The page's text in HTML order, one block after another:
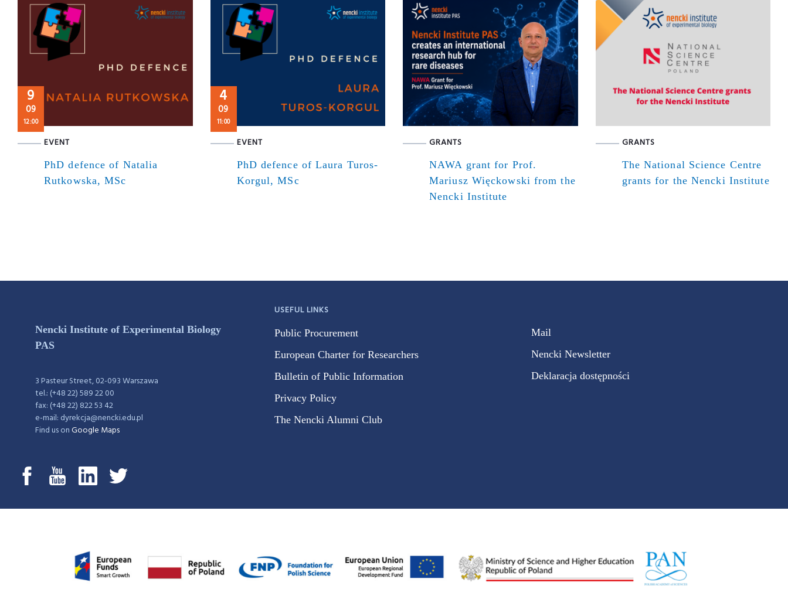
9
09
12:00
EVENT
PhD defence of Natalia
Rutkowska, MSc
4
09
11:00
EVENT
PhD defence of Laura Turos-
Korgul, MSc
GRANTS
NAWA grant for Prof.
Mariusz Więckowski from the
Nencki Institute
GRANTS
The National Science Centre
grants for the Nencki Institute
Nencki Institute of Experimental Biology
PAS
3 Pasteur Street, 02-093 Warszawa
tel.: (+48 22) 589 22 00
fax: (+48 22) 822 53 42
e-mail: dyrekcja@nencki.edu.pl
Find us onGoogle Maps
USEFUL LINKS
Public Procurement
European Charter for Researchers
Bulletin of Public Information
Privacy Policy
The Nencki Alumni Club
Mail
Nencki Newsletter
Deklaracja dostępności